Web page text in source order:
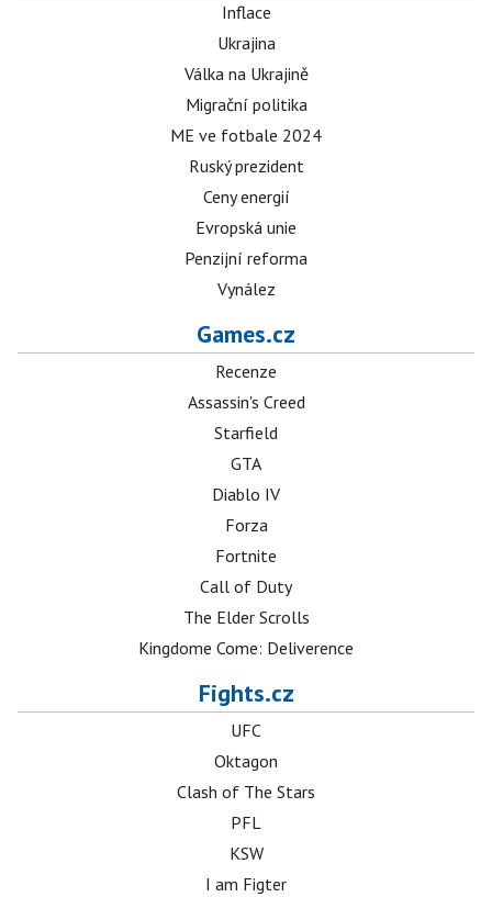
Inflace
Ukrajina
Válka na Ukrajině
Migrační politika
ME ve fotbale 2024
Ruský prezident
Ceny energií
Evropská unie
Penzijní reforma
Vynález
Games.cz
Recenze
Assassin's Creed
Starfield
GTA
Diablo IV
Forza
Fortnite
Call of Duty
The Elder Scrolls
Kingdome Come: Deliverence
Fights.cz
UFC
Oktagon
Clash of The Stars
PFL
KSW
I am Figter